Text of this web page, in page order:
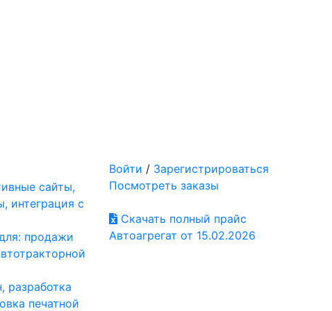
сайты,
интеграция с
продажи
разработка
печатной
Войти / Зарегистрироваться
Посмотреть заказы
Скачать полный прайс
Автоагрегат от 15.02.2026